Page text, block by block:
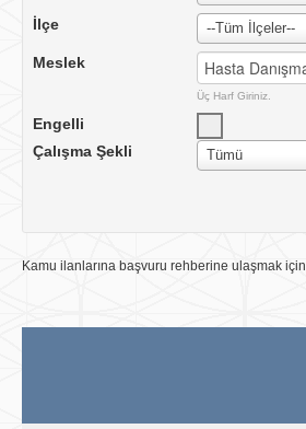
İlçe --Tüm İlçeler--
Meslek
Üç Harf Giriniz.
Engelli
Çalışma Şekli
Tümü
Ülke TÜRKİYE
Kamu ilanlarına başvuru rehberine ulaşmak için